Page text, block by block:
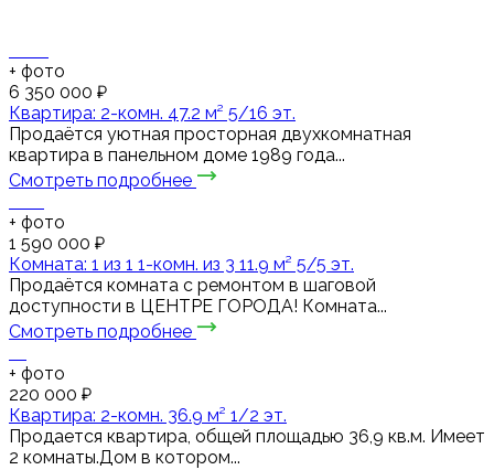
+ фото
6 350 000 ₽
Квартира: 2-комн. 47.2 м² 5/16 эт.
Продаётся уютная просторная двухкомнатная
квартира в панельном доме 1989 года...
Смотреть подробнее
+ фото
1 590 000 ₽
Комната: 1 из 1 1-комн. из 3 11.9 м² 5/5 эт.
Продаётся комната с ремонтом в шаговой
доступности в ЦЕНТРЕ ГОРОДА! Комната...
Смотреть подробнее
+ фото
220 000 ₽
Квартира: 2-комн. 36.9 м² 1/2 эт.
Продается квартира, общей площадью 36,9 кв.м. Имеет
2 комнаты.Дом в котором...